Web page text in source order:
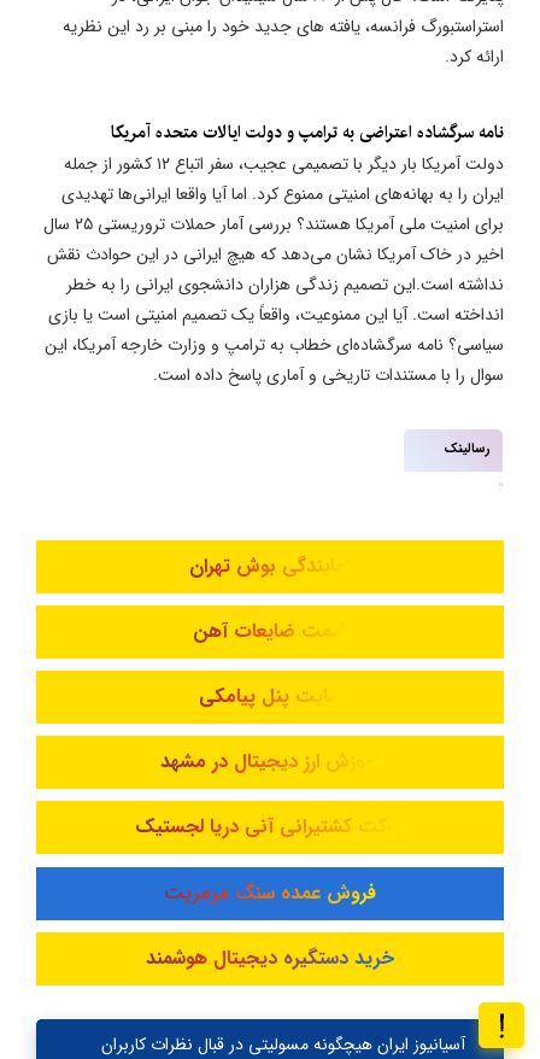
استراستبورگ فرانسه، یافته های جدید خود را مبنی بر رد این نظریه
ارائه کرد.
نامه سرگشاده اعتراضی به ترامپ و دولت ایالات متحده آمریکا
دولت آمریکا بار دیگر با تصمیمی عجیب، سفر اتباع ۱۲ کشور از جمله
ایران را به بهانه‌های امنیتی ممنوع کرد. اما آیا واقعا ایرانی‌ها تهدیدی
برای امنیت ملی آمریکا هستند؟ بررسی آمار حملات تروریستی ۲۵ سال
اخیر در خاک آمریکا نشان می‌دهد که هیچ ایرانی‌ در این حوادث نقش
نداشته است.این تصمیم زندگی هزاران دانشجوی ایرانی را به خطر
انداخته است. آیا این ممنوعیت، واقعاً یک تصمیم امنیتی است یا بازی
سیاسی؟ نامه سرگشاده‌ای خطاب به ترامپ و وزارت خارجه آمریکا، این
سوال را با مستندات تاریخی و آماری پاسخ داده است.
رسالینک
نمایندگی بوش تهران
قیمت ضایعات آهن
سایت پنل پیامکی
آموزش ارز دیجیتال در مشهد
شرکت کشتیرانی آنی دریا لجستیک
فروش عمده سنگ مرمریت
خرید دستگیره دیجیتال هوشمند
آسیانیوز ایران هیچگونه مسولیتی در قبال نظرات کاربران